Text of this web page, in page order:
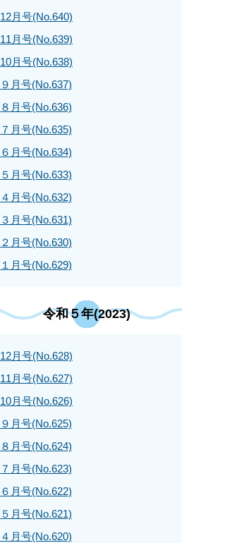
12月号(No.640)
11月号(No.639)
10月号(No.638)
９月号(No.637)
８月号(No.636)
７月号(No.635)
６月号(No.634)
５月号(No.633)
４月号(No.632)
３月号(No.631)
２月号(No.630)
１月号(No.629)
令和５年(2023)
12月号(No.628)
11月号(No.627)
10月号(No.626)
９月号(No.625)
８月号(No.624)
７月号(No.623)
６月号(No.622)
５月号(No.621)
４月号(No.620)